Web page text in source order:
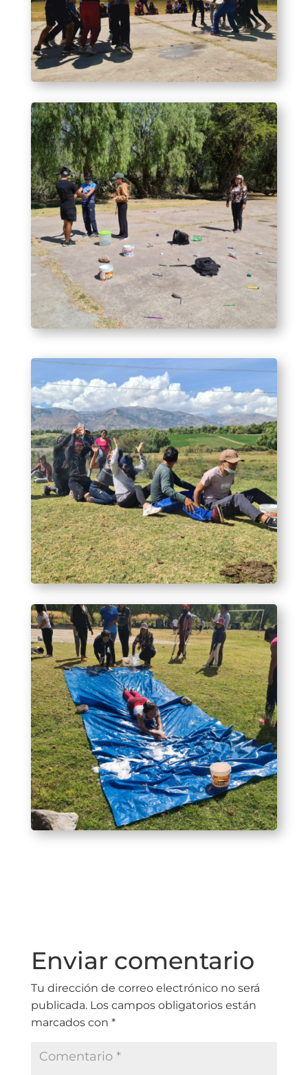
Enviar comentario
Tu dirección de correo electrónico no será
publicada. Los campos obligatorios están
marcados con *